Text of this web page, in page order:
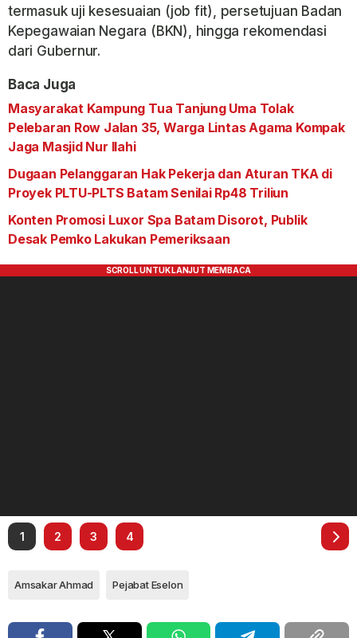
termasuk uji kesesuaian (job fit), persetujuan Badan
Kepegawaian Negara (BKN), hingga rekomendasi
dari Gubernur.
Baca Juga
Masyarakat Kampung Tua Tanjung Uma Tolak
Pelebaran Row Jalan 35, Warga Lintas Agama Kompak
Jaga Masjid Nur Ilahi
Dugaan Pelanggaran Hak Pekerja dan Aturan TKA di
Proyek PLTU-PLTS Batam Senilai Rp48 Triliun
Konten Promosi Luxor Spa Batam Disorot, Publik
Desak Pemko Lakukan Pemeriksaan
1 2 3 4
Amsakar Ahmad Pejabat Eselon